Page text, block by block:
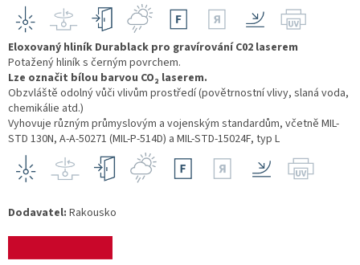
Eloxovaný hliník Durablack pro gravírování C02 laserem
Potažený hliník s černým povrchem.
Lze označit bílou barvou CO₂ laserem.
Obzvláště odolný vůči vlivům prostředí (povětrnostní vlivy, slaná voda,
chemikálie atd.)
Vyhovuje různým průmyslovým a vojenským standardům, včetně MIL-
STD 130N, A-A-50271 (MIL-P-514D) a MIL-STD-15024F, typ L
Dodavatel: Rakousko